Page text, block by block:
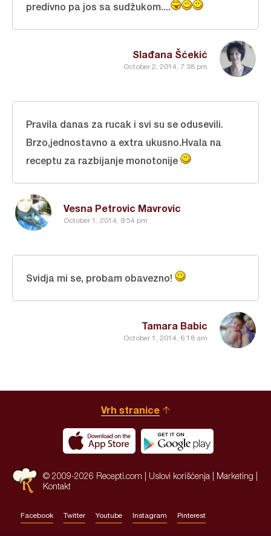
Slađana Šćekić
October 2, 2014, 7:38 pm
predivno pa jos sa sudžukom....
Vesna Petrovic Mavrovic
October 1, 2014, 9:54 pm
Pravila danas za rucak i svi su se odusevili.
Brzo,jednostavno a extra ukusno.Hvala na
receptu za razbijanje monotonije
Tamara Babic
October 1, 2014, 6:18 am
Svidja mi se, probam obavezno!
Vrh stranice
© 2009-2026 Recepti.com | Uslovi korišćenja Marketing
Kontakt
Facebook Twitter Youtube Instagram Pinterest